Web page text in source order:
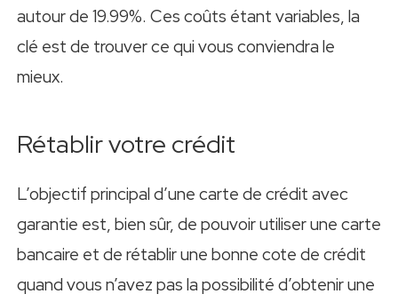
autour de 19.99%. Ces coûts étant variables, la
clé est de trouver ce qui vous conviendra le
mieux.
Rétablir votre crédit
L’objectif principal d’une carte de crédit avec
garantie est, bien sûr, de pouvoir utiliser une carte
bancaire et de rétablir une bonne cote de crédit
quand vous n’avez pas la possibilité d’obtenir une